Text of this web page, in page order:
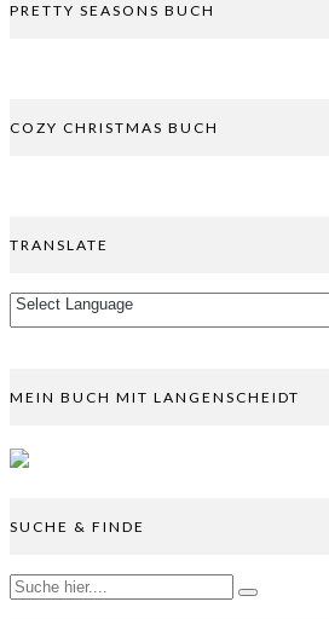
PRETTY SEASONS BUCH
COZY CHRISTMAS BUCH
TRANSLATE
MEIN BUCH MIT LANGENSCHEIDT
SUCHE & FINDE